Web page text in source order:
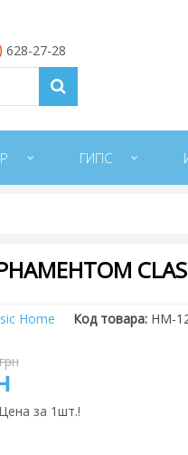
628-27-28
ГИПС
Home Код товара: HM-
за 1шт.!